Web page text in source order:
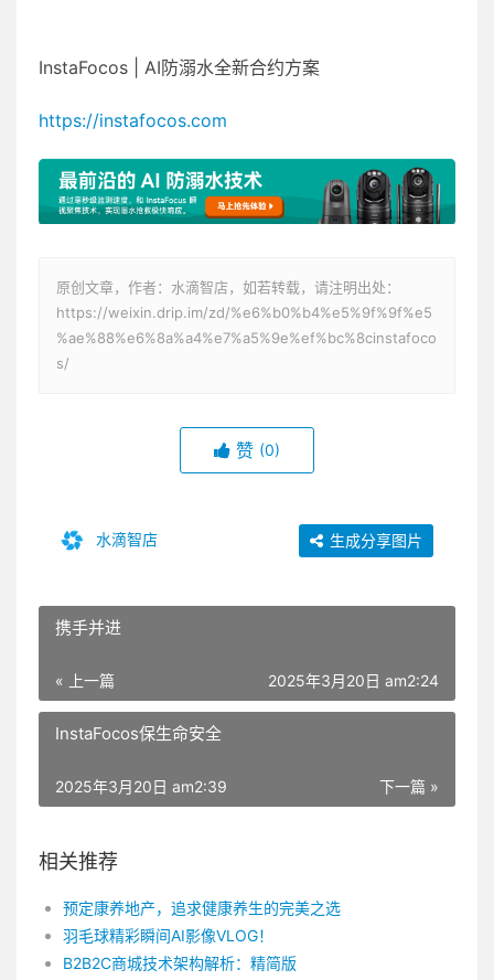
InstaFocos | AI防溺水全新合约方案
https://instafocos.com
原创文章，作者：水滴智店，如若转载，请注明出处：
https://weixin.drip.im/zd/%e6%b0%b4%e5%9f%9f%e5
%ae%88%e6%8a%a4%e7%a5%9e%ef%bc%8cinstafoco
s/
赞 (0)
水滴智店 生成分享图片
携手并进
« 上一篇 2025年3月20日 am2:24
InstaFocos保生命安全
下一篇 »
2025年3月20日 am2:39
相关推荐
预定康养地产，追求健康养生的完美之选
羽毛球精彩瞬间AI影像VLOG！
B2B2C商城技术架构解析：精简版